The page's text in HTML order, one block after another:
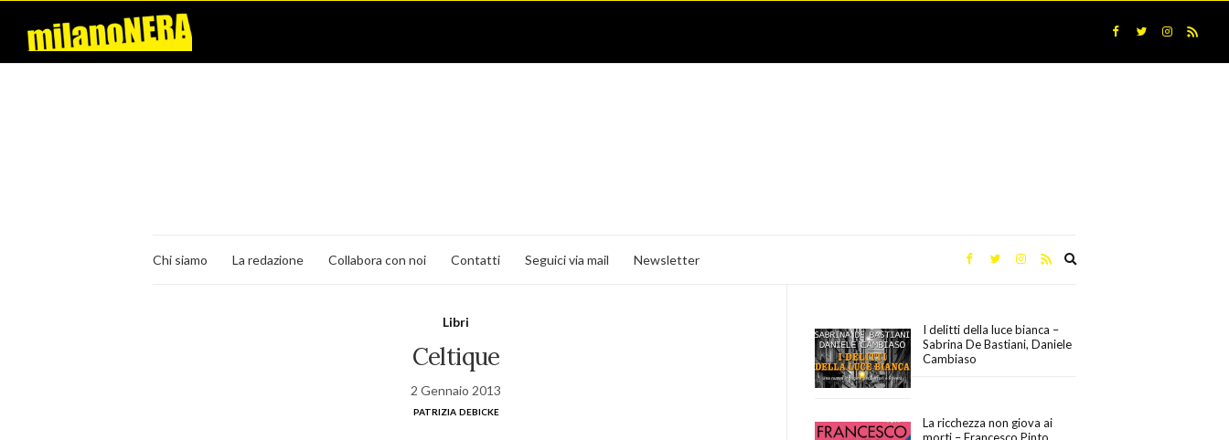
Chi siamo La redazione Collabora con noi Contatti Seguici via mail Newsletter
Libri
Celtique
2 Gennaio 2013
patrizia debicke
I delitti della luce bianca –
Sabrina De Bastiani, Daniele
Cambiaso
La ricchezza non giova ai
morti – Francesco Pinto